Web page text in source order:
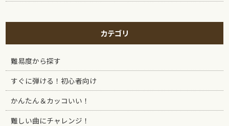
カテゴリ
難易度から探す
すぐに弾ける！初心者向け
かんたん＆カッコいい！
難しい曲にチャレンジ！